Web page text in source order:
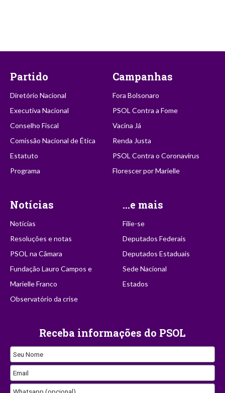
Partido
Diretório Nacional
Executiva Nacional
Conselho Fiscal
Comissão Nacional de Ética
Estatuto
Programa
Campanhas
Fora Bolsonaro
PSOL Contra a Fome
Vacina Já
Renda Justa
PSOL Contra o Coronavírus
Florescer por Marielle
Notícias
Notícias
Resoluções e notas
PSOL na Câmara
Fundação Lauro Campos e
Marielle Franco
Observatório da crise
...e mais
Filie-se
Deputados Federais
Deputados Estaduais
Sede Nacional
Estados
Receba informações do PSOL
Seu Nome
Email